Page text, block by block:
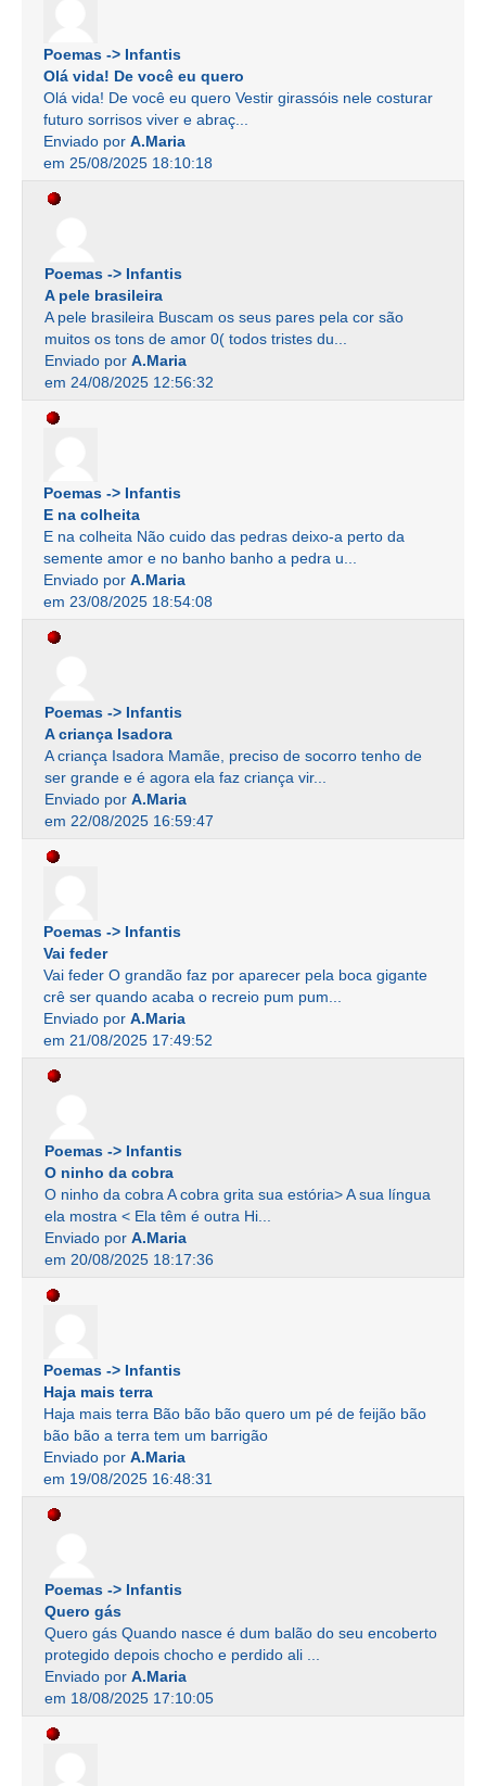
Poemas -> Infantis
Olá vida! De você eu quero
Olá vida! De você eu quero Vestir girassóis nele costurar
futuro sorrisos viver e abraç...
Enviado por A.Maria
em 25/08/2025 18:10:18
Poemas -> Infantis
A pele brasileira
A pele brasileira Buscam os seus pares pela cor são
muitos os tons de amor 0( todos tristes du...
Enviado por A.Maria
em 24/08/2025 12:56:32
Poemas -> Infantis
E na colheita
E na colheita Não cuido das pedras deixo-a perto da
semente amor e no banho banho a pedra u...
Enviado por A.Maria
em 23/08/2025 18:54:08
Poemas -> Infantis
A criança Isadora
A criança Isadora Mamãe, preciso de socorro tenho de
ser grande e é agora ela faz criança vir...
Enviado por A.Maria
em 22/08/2025 16:59:47
Poemas -> Infantis
Vai feder
Vai feder O grandão faz por aparecer pela boca gigante
crê ser quando acaba o recreio pum pum...
Enviado por A.Maria
em 21/08/2025 17:49:52
Poemas -> Infantis
O ninho da cobra
O ninho da cobra A cobra grita sua estória> A sua língua
ela mostra < Ela têm é outra Hi...
Enviado por A.Maria
em 20/08/2025 18:17:36
Poemas -> Infantis
Haja mais terra
Haja mais terra Bão bão bão quero um pé de feijão bão
bão bão a terra tem um barrigão
Enviado por A.Maria
em 19/08/2025 16:48:31
Poemas -> Infantis
Quero gás
Quero gás Quando nasce é dum balão do seu encoberto
protegido depois chocho e perdido ali ...
Enviado por A.Maria
em 18/08/2025 17:10:05